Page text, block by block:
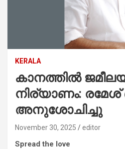
KERALA
കാനത്തിൽ
നിര്യാണം: രമേശ്
അനുശോചിച്ചു
November 30, 2025 editor
Spread the love